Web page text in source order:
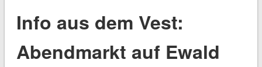
Info aus dem Vest:
Abendmarkt auf Ewald